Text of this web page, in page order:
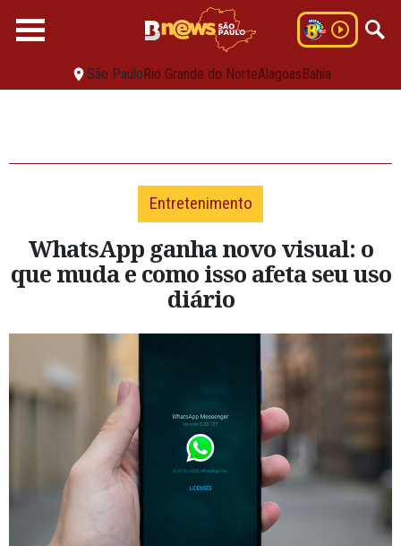
São PauloRio Grande do NorteAlagoasBahia
Entretenimento
WhatsApp ganha novo visual: o
que muda e como isso afeta seu uso
diário